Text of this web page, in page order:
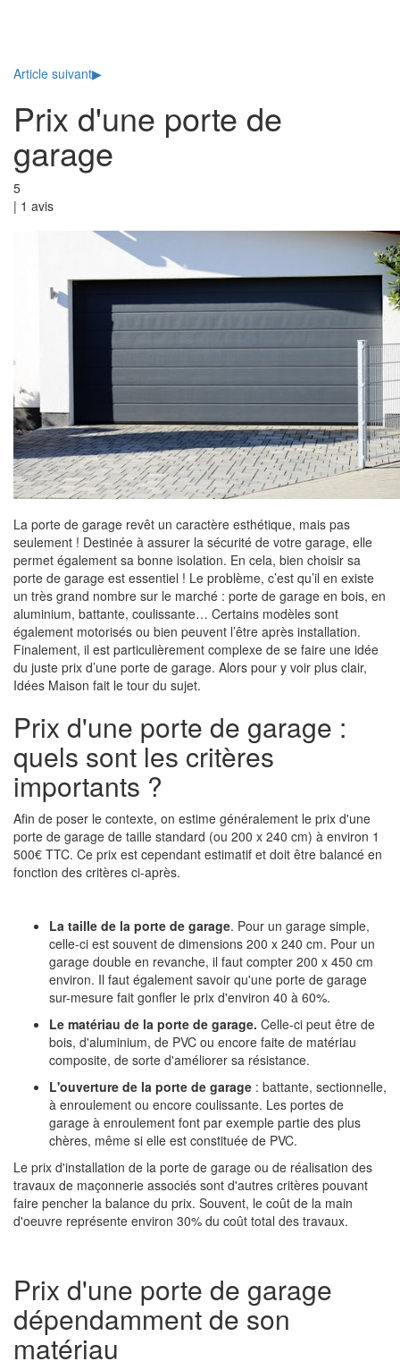
Article suivant▶
Prix d'une porte de
garage
5
| 1 avis
La porte de garage revêt un caractère esthétique, mais pas
seulement ! Destinée à assurer la sécurité de votre garage, elle
permet également sa bonne isolation. En cela, bien choisir sa
porte de garage est essentiel ! Le problème, c’est qu’il en existe
un très grand nombre sur le marché : porte de garage en bois, en
aluminium, battante, coulissante… Certains modèles sont
également motorisés ou bien peuvent l’être après installation.
Finalement, il est particulièrement complexe de se faire une idée
du juste prix d’une porte de garage. Alors pour y voir plus clair,
Idées Maison fait le tour du sujet.
Prix d'une porte de garage :
quels sont les critères
importants ?
Afin de poser le contexte, on estime généralement le prix d'une
porte de garage de taille standard (ou 200 x 240 cm) à environ 1
500€ TTC. Ce prix est cependant estimatif et doit être balancé en
fonction des critères ci-après.
La taille de la porte de garage. Pour un garage simple,
celle-ci est souvent de dimensions 200 x 240 cm. Pour un
garage double en revanche, il faut compter 200 x 450 cm
environ. Il faut également savoir qu'une porte de garage
sur-mesure fait gonfler le prix d'environ 40 à 60%.
Le matériau de la porte de garage. Celle-ci peut être de
bois, d'aluminium, de PVC ou encore faite de matériau
composite, de sorte d'améliorer sa résistance.
L'ouverture de la porte de garage : battante, sectionnelle,
à enroulement ou encore coulissante. Les portes de
garage à enroulement font par exemple partie des plus
chères, même si elle est constituée de PVC.
Le prix d'installation de la porte de garage ou de réalisation des
travaux de maçonnerie associés sont d'autres critères pouvant
faire pencher la balance du prix. Souvent, le coût de la main
d'oeuvre représente environ 30% du coût total des travaux.
Prix d'une porte de garage
dépendamment de son
matériau